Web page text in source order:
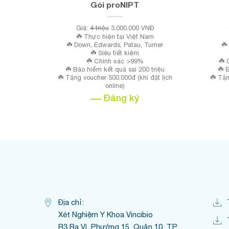
Gói proNIPT
Giá:4 triệu3.000.000 VNĐ
☘️ Thực hiện tại Việt Nam
☘️ Down, Edwards, Patau, Turner
☘️ Siêu tiết kiệm
☘️ Chính xác >99%
☘️ Bảo hiểm kết quả sai 200 triệu
☘️ Tặng voucher 500.000đ (khi đặt lịch
online)
Đăng ký
☘️
☘️
☘️
☘️
Địa chỉ:
Xét Nghiệm Y Khoa Vincibio
R3 Ba Vì, Phường 15, Quận 10, TP